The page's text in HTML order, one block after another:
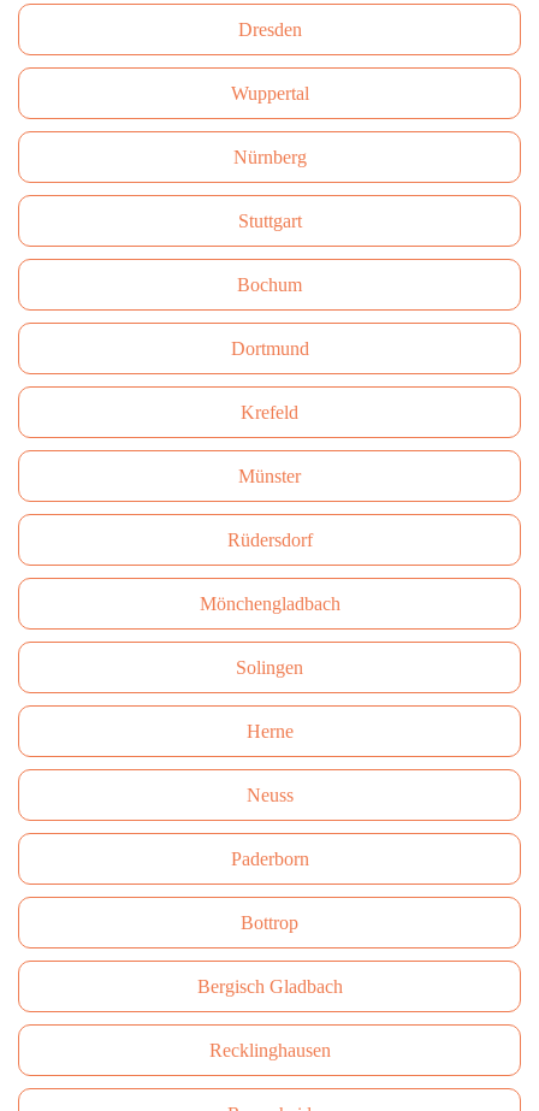
Dresden
Wuppertal
Nürnberg
Stuttgart
Bochum
Dortmund
Krefeld
Münster
Rüdersdorf
Mönchengladbach
Solingen
Herne
Neuss
Paderborn
Bottrop
Bergisch Gladbach
Recklinghausen